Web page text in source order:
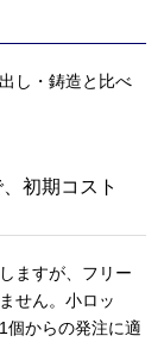
し・鋳造と比べ
初期コスト
ますが、フリー
せん。小ロッ
個からの発注に適